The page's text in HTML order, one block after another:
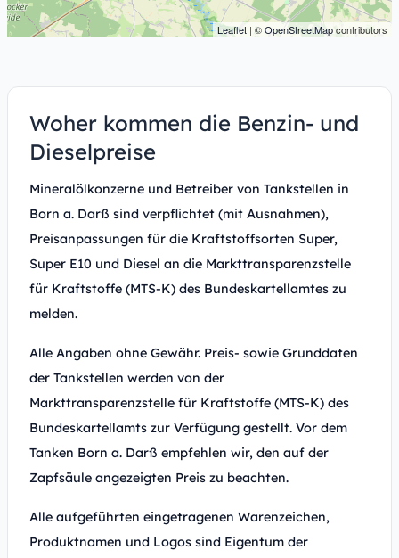
Leaflet | ©OpenStreetMapcontributors
Woher kommen die Benzin- und
Dieselpreise
Mineralölkonzerne und Betreiber von Tankstellen in
Born a. Darß sind verpflichtet (mit Ausnahmen),
Preisanpassungen für die Kraftstoffsorten Super,
Super E10 und Diesel an die Markttransparenzstelle
für Kraftstoffe (MTS-K) des Bundeskartellamtes zu
melden.
Alle Angaben ohne Gewähr. Preis- sowie Grunddaten
der Tankstellen werden von der
Markttransparenzstelle für Kraftstoffe (MTS-K) des
Bundeskartellamts zur Verfügung gestellt. Vor dem
Tanken Born a. Darß empfehlen wir, den auf der
Zapfsäule angezeigten Preis zu beachten.
Alle aufgeführten eingetragenen Warenzeichen,
Produktnamen und Logos sind Eigentum der